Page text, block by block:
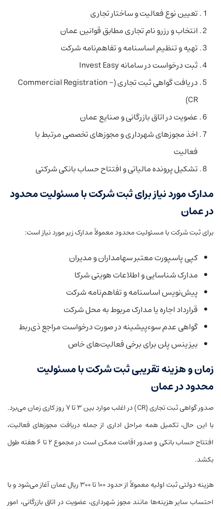
تعیین نوع فعالیت و ساختار تجاری
انتخاب و رزرو نام تجاری مطابق قوانین عمان
تهیه و تنظیم اساسنامه و تفاهم‌نامه شرکت
ثبت درخواست در سامانه Invest Easy
دریافت گواهی ثبت تجاری (Commercial Registration –
CR)
عضویت در اتاق بازرگانی و صنایع عمان
اخذ مجوزهای شهرداری و مجوزهای تخصصی مرتبط با
فعالیت
تشکیل پرونده مالیاتی و افتتاح حساب بانکی شرکتی
مدارک مورد نیاز برای ثبت شرکت با مسئولیت محدود
در عمان
برای ثبت شرکت با مسئولیت محدود معمولاً مدارک زیر مورد نیاز است:
کپی پاسپورت معتبر سهامداران و مدیران
مدارک شناسایی و اطلاعات هویتی شرکا
پیش‌نویس اساسنامه و تفاهم‌نامه شرکت
قرارداد اجاره یا مدارک مربوط به محل شرکت
گواهی عدم سوءپیشینه در صورت درخواست مراجع ذی‌ربط
بیزینس پلن برای برخی فعالیت‌های خاص
زمان و هزینه تقریبی ثبت شرکت با مسئولیت
محدود در عمان
صدور گواهی ثبت تجاری (CR) در اغلب موارد بین ۳ تا ۷ روز کاری زمان می‌برد.
با این حال، تکمیل همه مراحل اداری از جمله دریافت مجوزهای فعالیت،
افتتاح حساب بانکی و صدور اقامت ممکن است در مجموع ۲ تا ۶ هفته طول
بکشد.
هزینه دولتی ثبت اولیه معمولاً از حدود ۱۰۰ تا ۳۰۰ ریال عمان آغاز می‌شود و با
احتساب سایر هزینه‌ها مانند مجوز شهرداری، عضویت در اتاق بازرگانی، امور